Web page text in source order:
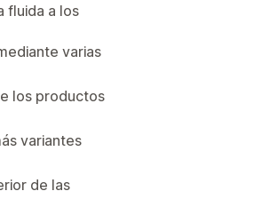
fluida a los
varias
los productos
variantes
de las